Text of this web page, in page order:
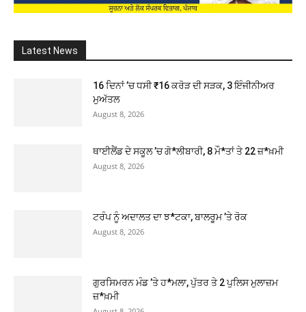
Latest News
16 ਦਿਨਾਂ ’ਚ ਧਸੀ ₹16 ਕਰੋੜ ਦੀ ਸੜਕ, 3 ਇੰਜੀਨੀਅਰ
ਮੁਅੱਤਲ
August 8, 2026
ਥਾਈਲੈਂਡ ਦੇ ਸਕੂਲ ’ਚ ਗੋ*ਲੀਬਾਰੀ, 8 ਮੌ*ਤਾਂ ਤੇ 22 ਜ਼*ਖ਼ਮੀ
August 8, 2026
ਟਰੰਪ ਨੂੰ ਅਦਾਲਤ ਦਾ ਝ*ਟਕਾ, ਬਾਲਰੂਮ ’ਤੇ ਰੋਕ
August 8, 2026
ਗੁਰਸਿਮਰਨ ਮੰਡ ’ਤੇ ਹ*ਮਲਾ, ਪੁੱਤਰ ਤੇ 2 ਪੁਲਿਸ ਮੁਲਾਜ਼ਮ
ਜ਼*ਖ਼ਮੀ